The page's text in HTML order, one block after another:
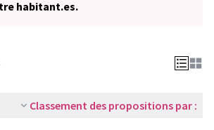
habitant.es.
Classement des propositions par :